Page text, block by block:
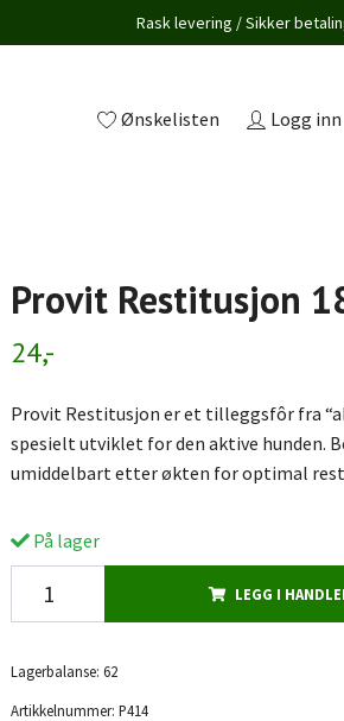
Rask levering / Sikker
Ønskelisten Logg inn
Provit Restitusjon
24,-
Provit Restitusjon er et tilleggsfôr fra
spesielt utviklet for den aktive hunden.
umiddelbart etter økten for optimal
På lager
LEGG I
Lagerbalanse: 62
Artikkelnummer: P414